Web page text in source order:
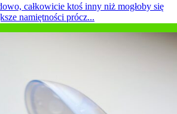
całkowicie ktoś inny niż mogłoby się
namiętności prócz...